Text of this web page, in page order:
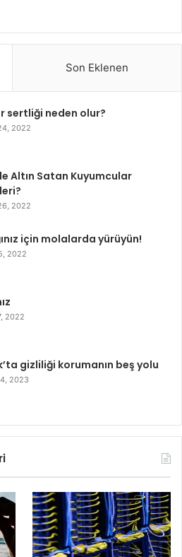
Son Eklenen
sertliği neden olur?
2022
Altın Satan Kuyumcular
2022
için molalarda yürüyün!
2022
2022
gizliliği korumanın beş yolu
2023